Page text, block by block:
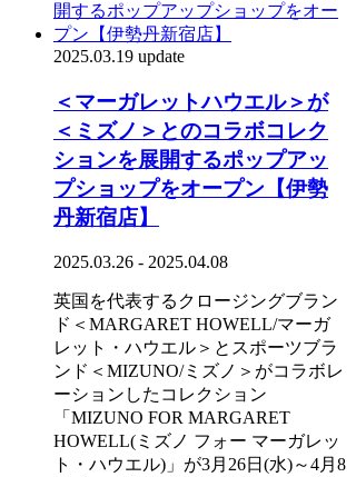
2025.03.19 update
＜マーガレットハウエル＞が
＜ミズノ＞とのコラボコレク
ションを展開するポップアッ
プショップをオープン【伊勢
丹新宿店】
2025.03.26 - 2025.04.08
英国を代表するクロージングブラン
ド＜MARGARET HOWELL/マーガ
レット・ハウエル＞とスポーツブラ
ンド＜MIZUNO/ミズノ＞がコラボレ
ーションしたコレクション
「MIZUNO FOR MARGARET
HOWELL(ミズノ フォー マーガレッ
ト・ハウエル)」が3月26日(水)～4月8